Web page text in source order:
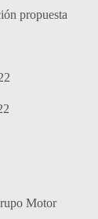
propuesta
Motor